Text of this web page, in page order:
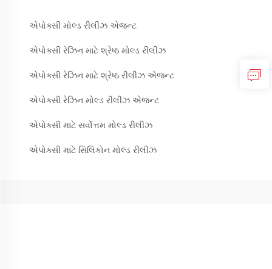
એપોક્સી મોલ્ડ રીલીઝ એજન્ટ
એપોક્સી રેઝિન માટે શ્રેષ્ઠ મોલ્ડ રીલીઝ
એપોક્સી રેઝિન માટે શ્રેષ્ઠ રીલીઝ એજન્ટ
એપોક્સી રેઝિન મોલ્ડ રીલીઝ એજન્ટ
એપોક્સી માટે સર્વોત્તમ મોલ્ડ રીલીઝ
એપોક્સી માટે સિલિકોન મોલ્ડ રીલીઝ